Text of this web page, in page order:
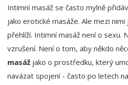
Intimní masáž se často mylně
jako erotické masáže. Ale mezi
přehlíží. Intimní masáž není o sexu.
vzrušení. Není o tom, aby někdo
masáž jako o prostředku, který
navázat spojení - často po letech